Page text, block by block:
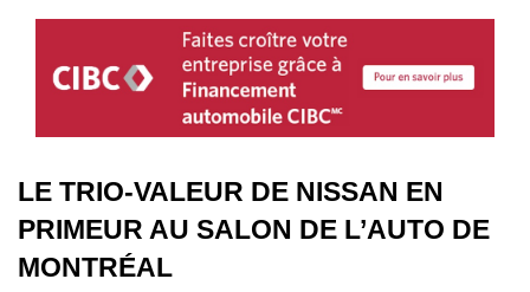
LE TRIO-VALEUR DE NISSAN EN
PRIMEUR AU SALON DE L’AUTO DE
MONTRÉAL